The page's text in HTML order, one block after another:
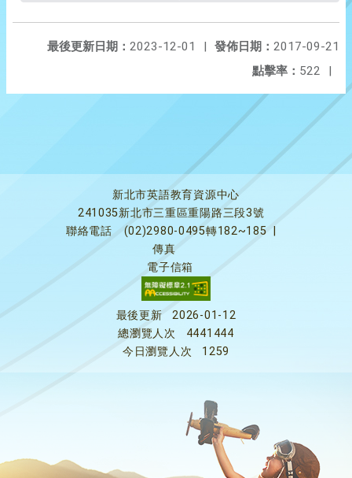
發佈日期： 2017-09-21
最後更新日期： 2023-12-01
|
點擊率： 522 |
新北市英語教育資源中心
241035新北市三重區重陽路三段3號
聯絡電話
(02)2980-0495轉182~185
傳真
電子信箱
最後更新
2026-01-12
總瀏覽人次
4441444
今日瀏覽人次
1259